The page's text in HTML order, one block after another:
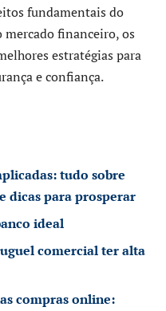
fundamentais do
financeiro, os
estratégias para
e confiança.
tudo sobre
dicas para prosperar
ideal
comercial ter alta
compras online: